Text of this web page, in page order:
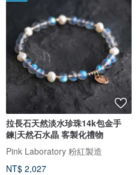
拉長石天然淡水珍珠14k包金手
鍊|天然石水晶 客製化禮物
Pink Laboratory 粉紅製造
NT$ 2,027